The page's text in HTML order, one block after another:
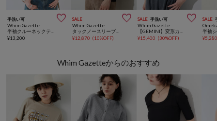
手洗い可 
Whim Gazette
¥13,200
SALE 
Whim Gazette
¥12,870 (10%OFF)
SALE 手洗い可 
Whim Gazette
¥15,400 (30%OFF)
SALE
¥
Whim Gazetteからのおすすめ